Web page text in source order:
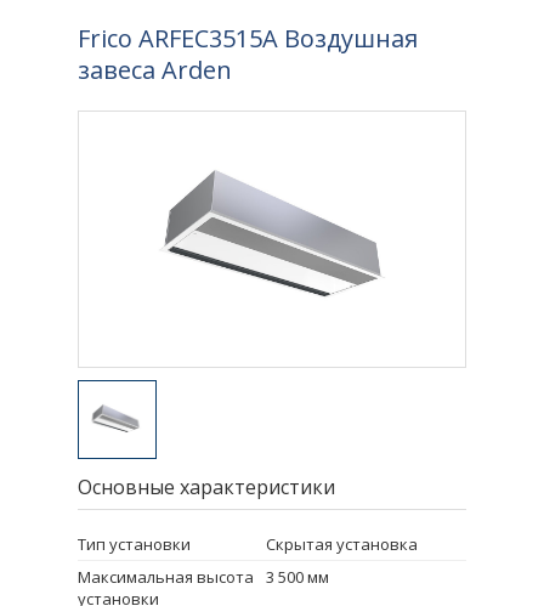
Frico ARFEC3515A Воздушная
завеса Arden
Основные характеристики
Тип установки
Скрытая установка
Максимальная высота
установки
3 500 мм